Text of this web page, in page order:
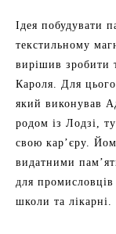
Ідея побудувати
текстильному
вирішив зробити
Кароля. Для
який виконував
родом із Лодзі,
свою кар’єру.
видатними
для промисловців
школи та лікарні.